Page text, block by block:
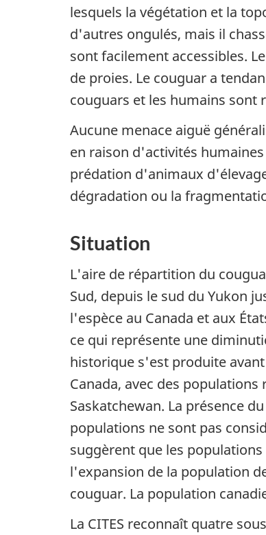
lesquels la végétation et la
d'autres ongulés, mais il
sont facilement accessibles.
de proies. Le couguar a
couguars et les humains sont
Aucune menace aiguë
en raison d'activités
prédation d'animaux
dégradation ou la
Situation
L'aire de répartition du
Sud, depuis le sud du Yukon
l'espèce au Canada et aux
ce qui représente une
historique s'est produite
Canada, avec des
Saskatchewan. La présence
populations ne sont pas
suggèrent que les
l'expansion de la population
couguar. La population
La CITES reconnaît quatre